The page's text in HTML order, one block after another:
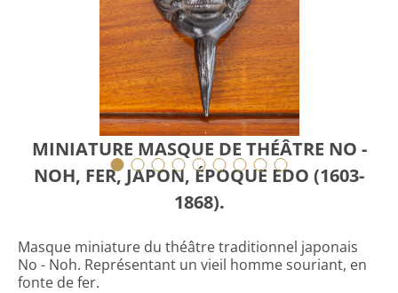
MINIATURE MASQUE DE THÉÂTRE NO -
NOH, FER, JAPON, ÉPOQUE EDO (1603-
1868).
Masque miniature du théâtre traditionnel japonais
No - Noh. Représentant un vieil homme souriant, en
fonte de fer.